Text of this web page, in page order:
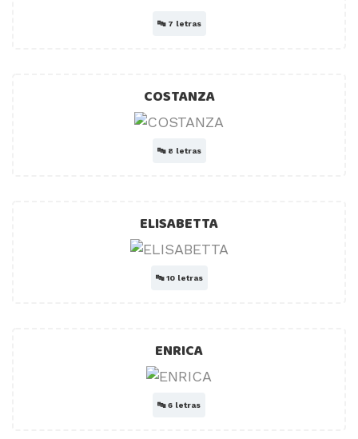
🔤 7 letras
COSTANZA
🔤 8 letras
ELISABETTA
🔤10 letras
ENRICA
🔤6 letras